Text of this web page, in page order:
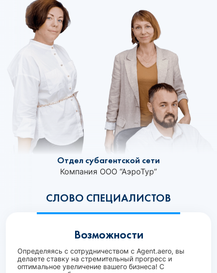
СЛОВО СПЕЦИАЛИСТОВ
Отдел субагентской сети
Компания ООО “АэроТур”
Возможности
Определяясь с сотрудничеством с Agent.aero, вы
делаете ставку на стремительный прогресс и
оптимальное увеличение вашего бизнеса! С